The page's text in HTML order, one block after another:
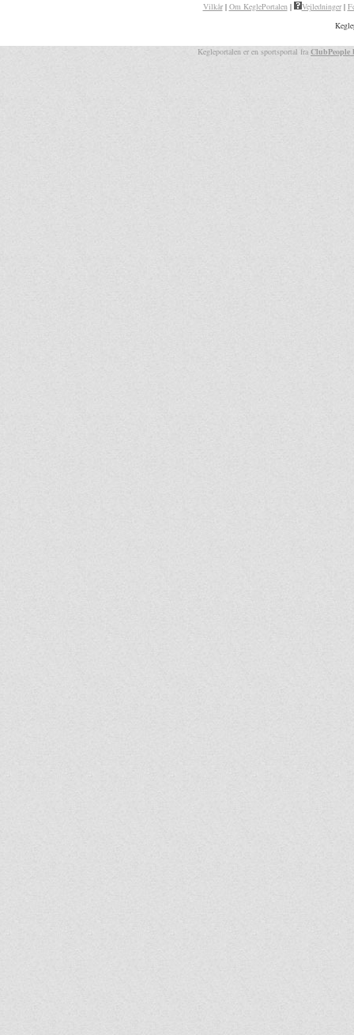
Vilkår| Om KeglePortalen| Vejledninger|
Kegleportalen er en sportsportal fra ClubPeople